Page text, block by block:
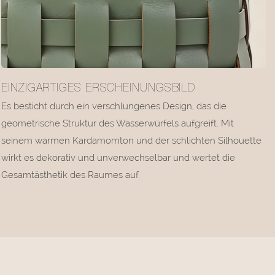
EINZIGARTIGES ERSCHEINUNGSBILD
Es besticht durch ein verschlungenes Design, das die
geometrische Struktur des Wasserwürfels aufgreift. Mit
seinem warmen Kardamomton und der schlichten Silhouette
wirkt es dekorativ und unverwechselbar und wertet die
Gesamtästhetik des Raumes auf.